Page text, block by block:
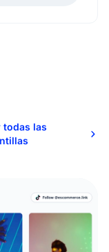
todas las